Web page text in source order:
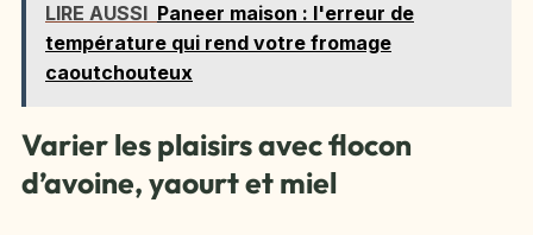
LIRE AUSSI Paneer maison : l'erreur de
température qui rend votre fromage
caoutchouteux
Varier les plaisirs avec flocon
d’avoine, yaourt et miel